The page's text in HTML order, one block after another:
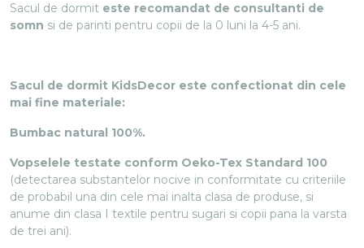
Sacul de dormit este recomandat de consultanti de
somn si de parinti pentru copii de la 0 luni la 4-5 ani.
Sacul de dormit KidsDecor este confectionat din cele
mai fine materiale:
Bumbac natural 100%.
Vopselele testate conform Oeko-Tex Standard 100
(detectarea substantelor nocive in conformitate cu criteriile
de probabil una din cele mai inalta clasa de produse, si
anume din clasa I textile pentru sugari si copii pana la varsta
de trei ani).